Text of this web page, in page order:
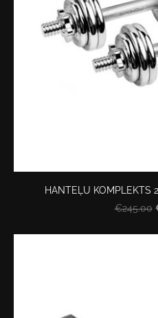
HANTEĻU KOMPLEKTS
€245.00